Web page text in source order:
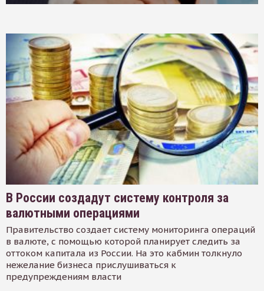
В России создадут систему контроля за
валютными операциями
Правительство создает систему мониторинга операций
в валюте, с помощью которой планирует следить за
оттоком капитала из России. На это кабмин толкнуло
нежелание бизнеса прислушиваться к
предупреждениям власти